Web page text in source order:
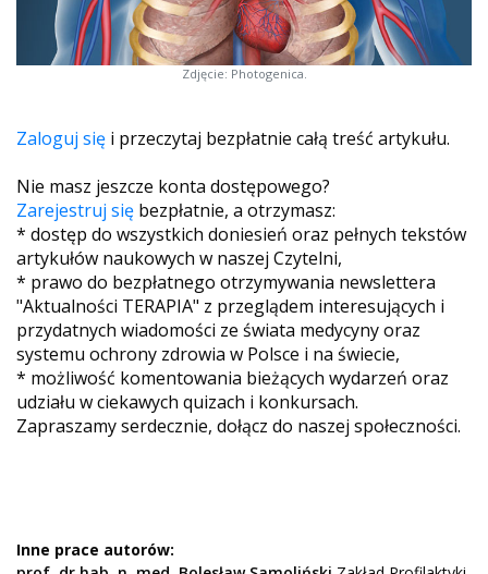
Zdjęcie: Photogenica.
Zaloguj się i przeczytaj bezpłatnie całą treść artykułu.
Nie masz jeszcze konta dostępowego?
Zarejestruj się bezpłatnie, a otrzymasz:
* dostęp do wszystkich doniesień oraz pełnych tekstów
artykułów naukowych w naszej Czytelni,
* prawo do bezpłatnego otrzymywania newslettera
"Aktualności TERAPIA" z przeglądem interesujących i
przydatnych wiadomości ze świata medycyny oraz
systemu ochrony zdrowia w Polsce i na świecie,
* możliwość komentowania bieżących wydarzeń oraz
udziału w ciekawych quizach i konkursach.
Zapraszamy serdecznie, dołącz do naszej społeczności.
Inne prace autorów: